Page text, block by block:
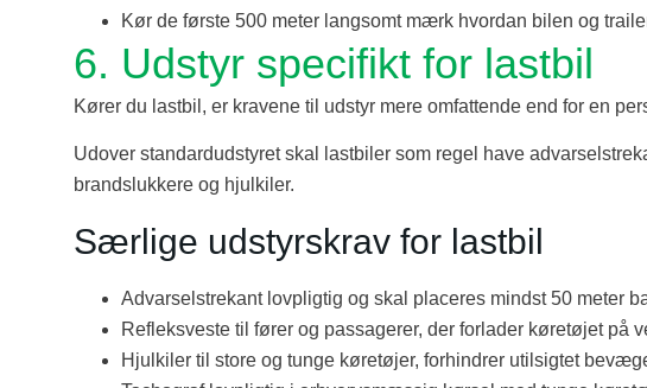
Kør de første 500 meter langsomt mærk hvordan bilen og
6. Udstyr specifikt for lastbil
Kører du lastbil, er kravene til udstyr mere omfattende end for en
Udover standardudstyret skal lastbiler som regel have
brandslukkere og hjulkiler.
Særlige udstyrskrav for lastbil
Advarselstrekant lovpligtig og skal placeres mindst 50 meter
Refleksveste til fører og passagerer, der forlader køretøjet på
Hjulkiler til store og tunge køretøjer, forhindrer utilsigtet